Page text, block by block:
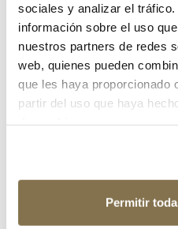
sociales y analizar el
información sobre el uso
nuestros partners de redes
web, quienes pueden
que les haya proporcionado
partir del uso que haya
Permitir
¿Has olvidado tu contraseña?